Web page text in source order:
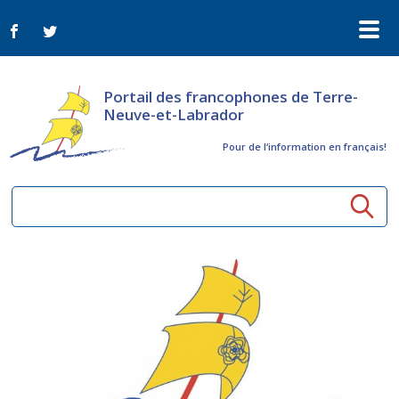
Portail des francophones de Terre-
Neuve-et-Labrador
Pour de l‘information en français!
Ressources communautaires
Activités à distance
Appels d'offres du secteur culturel
Plan de Développement Global
Bulletin Le FrancoTNL